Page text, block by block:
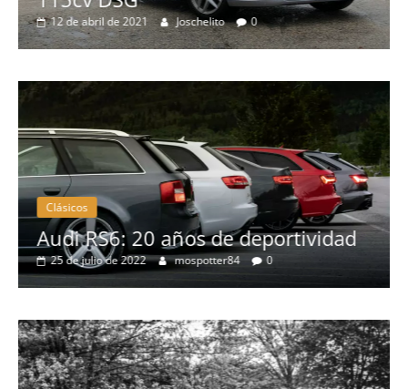
12 de abril de 2021 Joschelito 0
Clásicos
Audi RS6: 20 años de deportividad
25 de julio de 2022 mospotter84 0